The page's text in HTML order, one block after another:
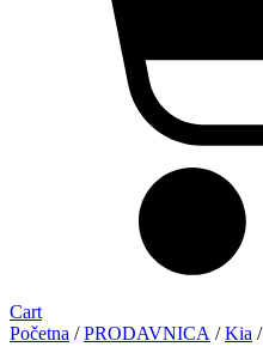
Cart
Početna /PRODAVNICA /Kia /